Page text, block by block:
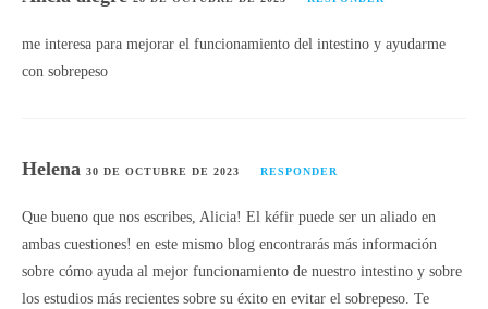
me interesa para mejorar el funcionamiento del intestino y ayudarme
con sobrepeso
Helena 30 DE OCTUBRE DE 2023 RESPONDER
Que bueno que nos escribes, Alicia! El kéfir puede ser un aliado en
ambas cuestiones! en este mismo blog encontrarás más información
sobre cómo ayuda al mejor funcionamiento de nuestro intestino y sobre
los estudios más recientes sobre su éxito en evitar el sobrepeso. Te